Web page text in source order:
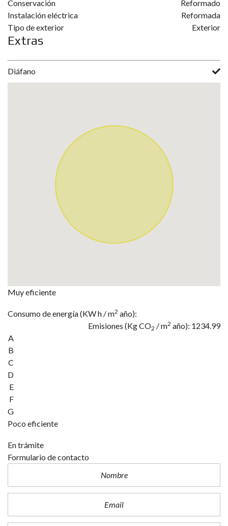
Conservación
Reformado
Instalación eléctrica
Reformada
Tipo de exterior
Exterior
Extras
Diáfano
Muy eficiente
Consumo de energía(KW h / m2 año):
Emisiones (Kg CO2 / m2 año): 1234.99
A
B
C
D
E
F
G
Poco eficiente
En trámite
Formulario de contacto